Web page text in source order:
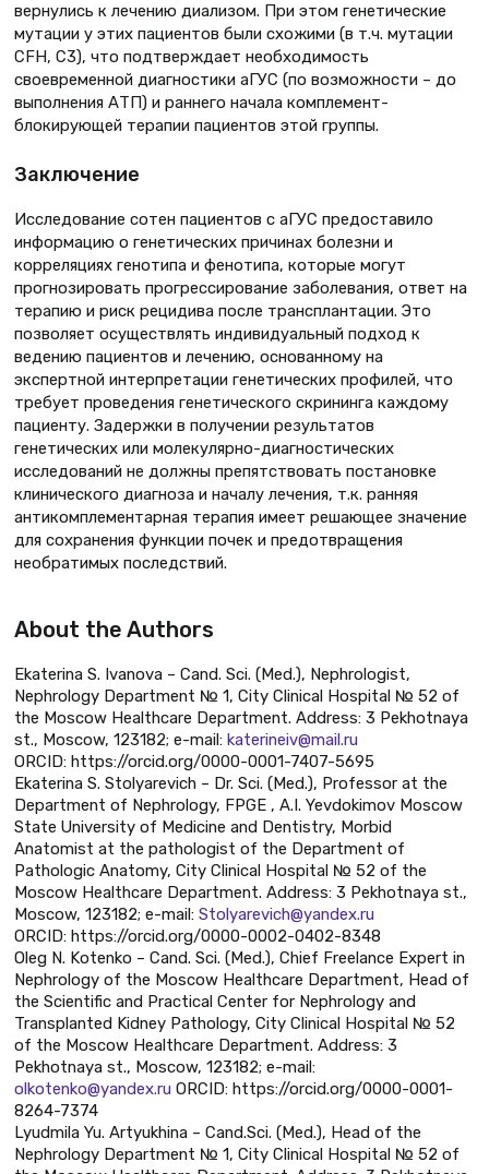
вернулись к лечению диализом. При этом генетические
мутации у этих пациентов были схожими (в т.ч. мутации
CFH, C3), что подтверждает необходимость
своевременной диагностики аГУС (по возможности – до
выполнения АТП) и раннего начала комплемент-
блокирующей терапии пациентов этой группы.
Заключение
Исследование сотен пациентов с аГУС предоставило
информацию о генетических причинах болезни и
корреляциях генотипа и фенотипа, которые могут
прогнозировать прогрессирование заболевания, ответ на
терапию и риск рецидива после трансплантации. Это
позволяет осуществлять индивидуальный подход к
ведению пациентов и лечению, основанному на
экспертной интерпретации генетических профилей, что
требует проведения генетического скрининга каждому
пациенту. Задержки в получении результатов
генетических или молекулярно-диагностических
исследований не должны препятствовать постановке
клинического диагноза и началу лечения, т.к. ранняя
антикомплементарная терапия имеет решающее значение
для сохранения функции почек и предотвращения
необратимых последствий.
About the Authors
Ekaterina S. Ivanova – Cand. Sci. (Med.), Nephrologist,
Nephrology Department № 1, City Clinical Hospital № 52 of
the Moscow Healthcare Department. Address: 3 Pekhotnaya
st., Moscow, 123182; e-mail: katerineiv@mail.ru
ORCID: https://orcid.org/0000-0001-7407-5695
Ekaterina S. Stolyarevich – Dr. Sci. (Med.), Professor at the
Department of Nephrology, FPGE , A.I. Yevdokimov Moscow
State University of Medicine and Dentistry, Morbid
Anatomist at the pathologist of the Department of
Pathologic Anatomy, City Clinical Hospital № 52 of the
Moscow Healthcare Department. Address: 3 Pekhotnaya st.,
Moscow, 123182; e-mail: Stolyarevich@yandex.ru
ORCID: https://orcid.org/0000-0002-0402-8348
Oleg N. Kotenko – Cand. Sci. (Med.), Chief Freelance Expert in
Nephrology of the Moscow Healthcare Department, Head of
the Scientific and Practical Center for Nephrology and
Transplanted Kidney Pathology, City Clinical Hospital № 52
of the Moscow Healthcare Department. Address: 3
Pekhotnaya st., Moscow, 123182; e-mail:
olkotenko@yandex.ru ORCID: https://orcid.org/0000-0001-
8264-7374
Lyudmila Yu. Artyukhina – Cand.Sci. (Med.), Head of the
Nephrology Department № 1, City Clinical Hospital № 52 of